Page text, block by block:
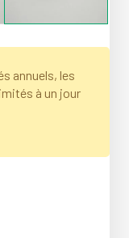
annuels, les
à un jour